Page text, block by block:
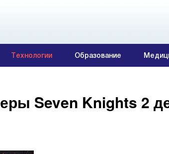
Технологии Образование
Seven Knights 2